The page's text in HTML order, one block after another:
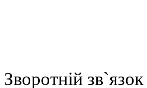
Зворотній зв`язок